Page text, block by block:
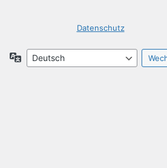
Datenschutz
Sprache